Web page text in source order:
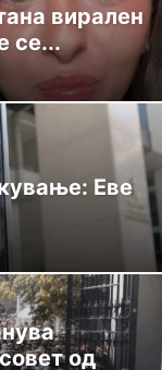
вирален
се...
Еве
од